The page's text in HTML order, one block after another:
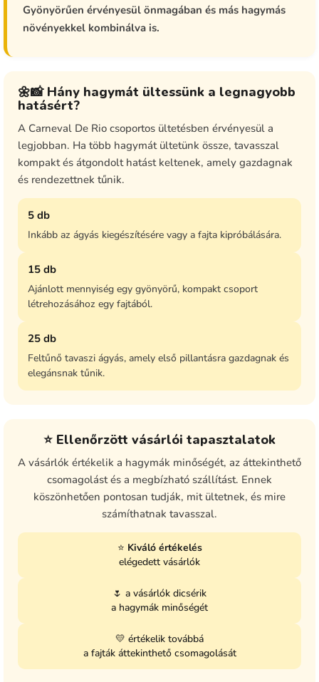
Gyönyörűen érvényesül önmagában és más hagymás
növényekkel kombinálva is.
🌼📸 Hány hagymát ültessünk a legnagyobb
hatásért?
A Carneval De Rio csoportos ültetésben érvényesül a
legjobban. Ha több hagymát ültetünk össze, tavasszal
kompakt és átgondolt hatást keltenek, amely gazdagnak
és rendezettnek tűnik.
5 db
Inkább az ágyás kiegészítésére vagy a fajta kipróbálására.
15 db
Ajánlott mennyiség egy gyönyörű, kompakt csoport
létrehozásához egy fajtából.
25 db
Feltűnő tavaszi ágyás, amely első pillantásra gazdagnak és
elegánsnak tűnik.
⭐ Ellenőrzött vásárlói tapasztalatok
A vásárlók értékelik a hagymák minőségét, az áttekinthető
csomagolást és a megbízható szállítást. Ennek
köszönhetően pontosan tudják, mit ültetnek, és mire
számíthatnak tavasszal.
⭐ Kiváló értékelés
elégedett vásárlók
🌷 a vásárlók dicsérik
a hagymák minőségét
💛 értékelik továbbá
a fajták áttekinthető csomagolását